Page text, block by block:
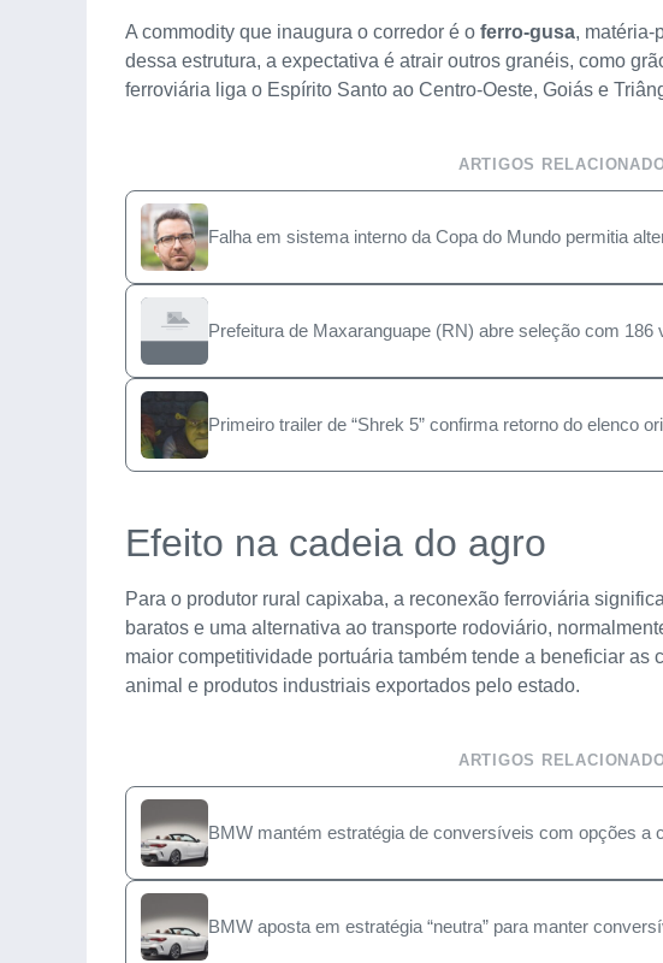
A commodity que inaugura o corredor é o ferro-gusa, matéria-
dessa estrutura, a expectativa é atrair outros granéis, como
ferroviária liga o Espírito Santo ao Centro-Oeste, Goiás e
ARTIGOS
Falha em sistema interno da Copa do Mundo permitia
Prefeitura de Maxaranguape (RN) abre seleção com
Primeiro trailer de “Shrek 5” confirma retorno do elenco
Efeito na cadeia do agro
Para o produtor rural capixaba, a reconexão ferroviária
baratos e uma alternativa ao transporte rodoviário,
maior competitividade portuária também tende a beneficiar as
animal e produtos industriais exportados pelo estado.
ARTIGOS
BMW mantém estratégia de conversíveis com opções a
BMW aposta em estratégia “neutra” para manter